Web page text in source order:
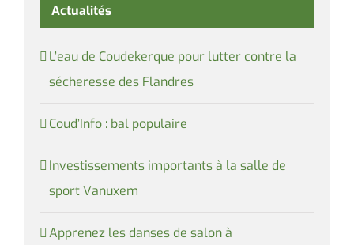
Actualités
L’eau de Coudekerque pour lutter contre la
sécheresse des Flandres
Coud’Info : bal populaire
Investissements importants à la salle de
sport Vanuxem
Apprenez les danses de salon à